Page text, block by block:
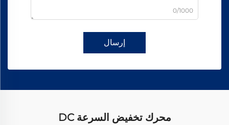
0/1000
إرسال
محرك تخفيض السرعة DC